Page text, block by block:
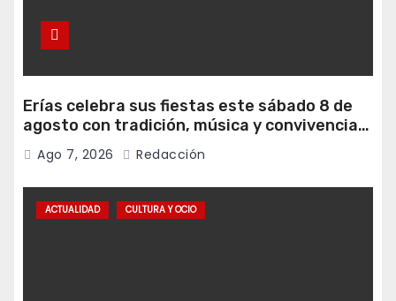
Erías celebra sus fiestas este sábado 8 de
agosto con tradición, música y convivencia
vecinal
Ago 7, 2026 Redacción
ACTUALIDAD CULTURA Y OCIO